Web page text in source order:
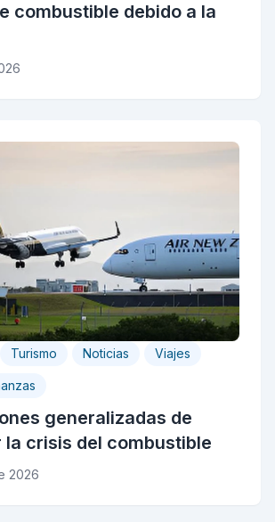
combustible debido a la
Turismo Noticias Viajes
generalizadas de
la crisis del combustible
2026